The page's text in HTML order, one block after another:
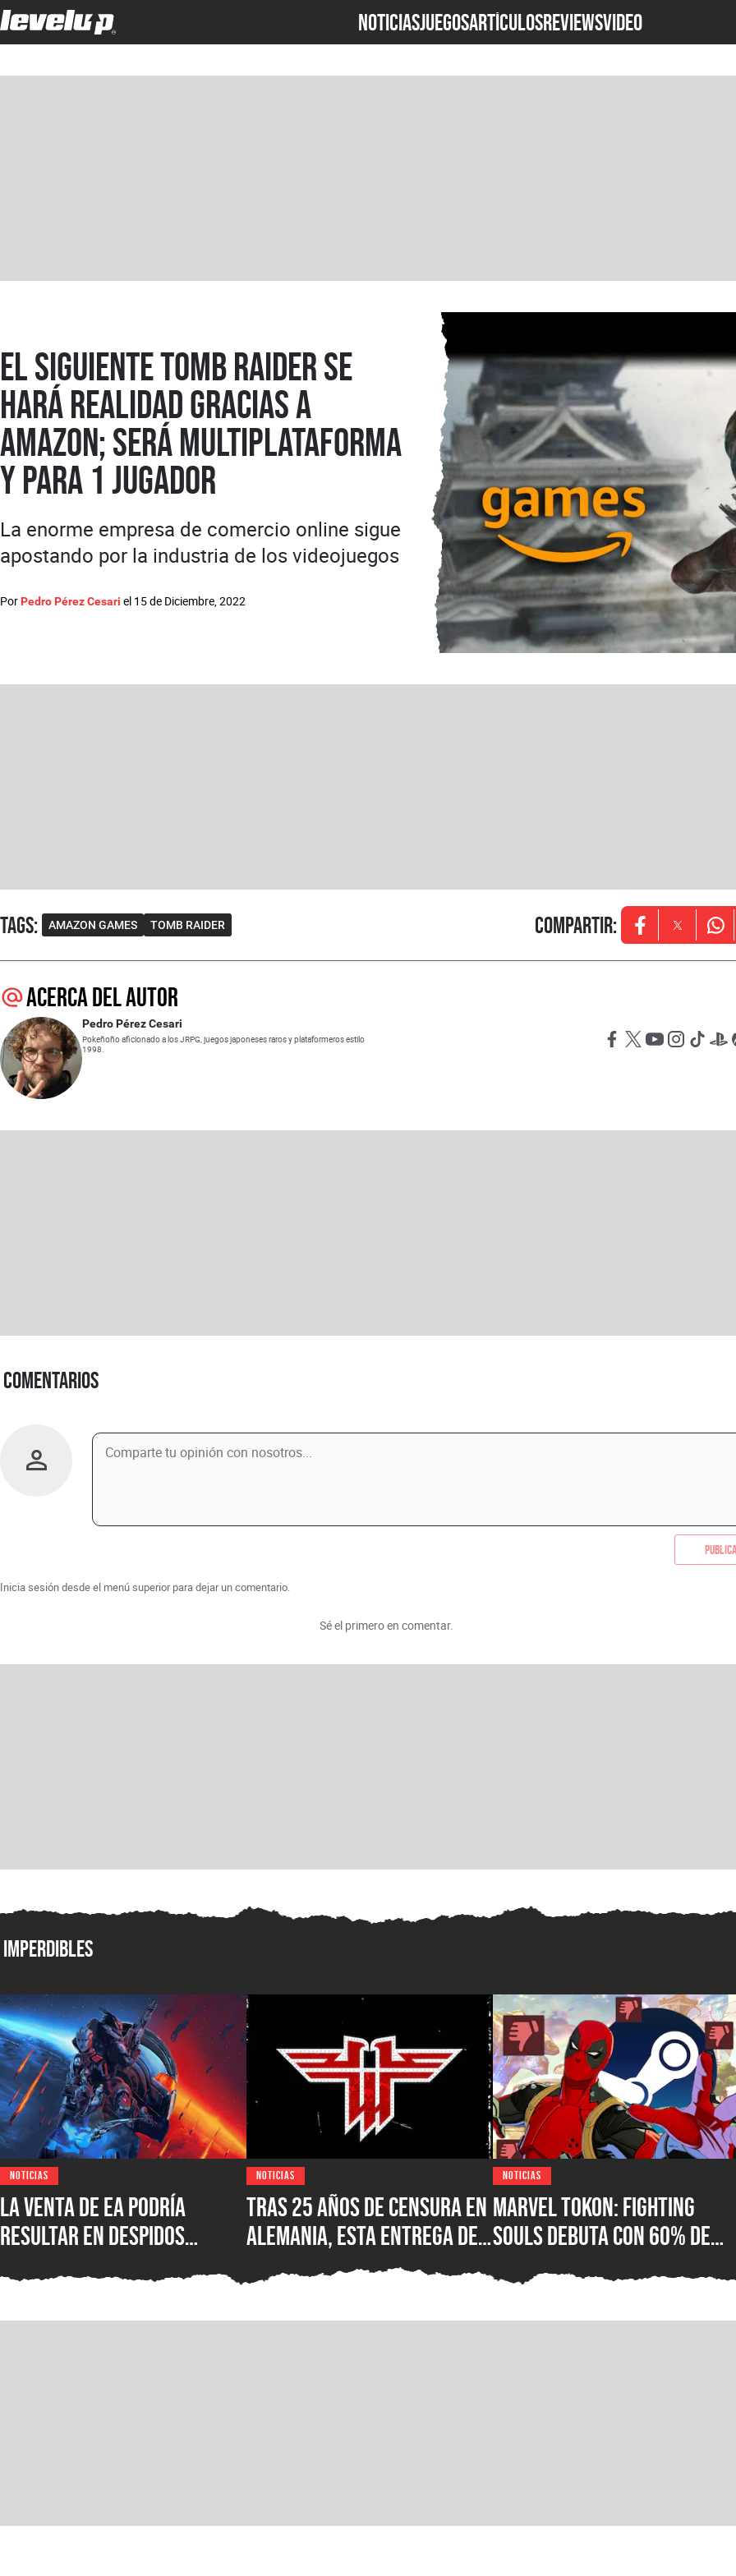
NOTICIASJUEGOSARTÍCULOSREVIEWSVideo
El siguiente Tomb Raider se
hará realidad gracias a
Amazon; será multiplataforma
y para 1 jugador
Por Pedro Pérez Cesari el 15 de Diciembre, 2022
La enorme empresa de comercio online sigue
apostando por la industria de los videojuegos
Tags: AMAZON GAMES TOMB RAIDER Compartir: Opens in new
Opens in
Acerca del autor
Pedro Pérez Cesari
Pokeñoño aficionado a los JRPG, juegos japoneses raros y plataformeros estilo
1998.
Opens in new
Opens in new
Opens in
Opens in
Comentarios
Inicia sesión desde el menú superior para dejar un comentario.
Sé el primero en comentar.
Imperdibles
NOTICIAS
La venta de EA podría
resultar en despidos
señalan fuentes
NOTICIAS
Tras 25 años de censura en
Alemania, esta entrega de
Wolfenstein por fin está
disponible en su versión
original en PC para Steam,
NOTICIAS
Marvel Tokon: Fighting
Souls debuta con 60% de
Steam, ¿qué está mal con
nuevo juego de lucha de